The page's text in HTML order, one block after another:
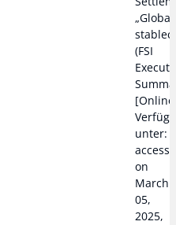
„Global
(FSI
unter:
on
March
05,
2025,